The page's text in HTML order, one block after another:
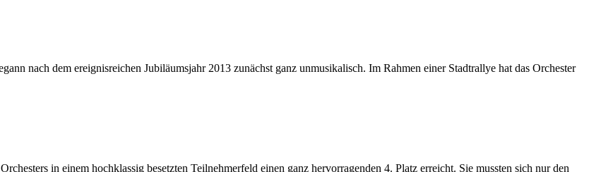
nach dem ereignisreichen Jubiläumsjahr 2013 zunächst ganz unmusikalisch. Im Rahmen einer Stadtrallye hat das Orchester
in einem hochklassig besetzten Teilnehmerfeld einen ganz hervorragenden 4. Platz erreicht. Sie mussten sich nur den